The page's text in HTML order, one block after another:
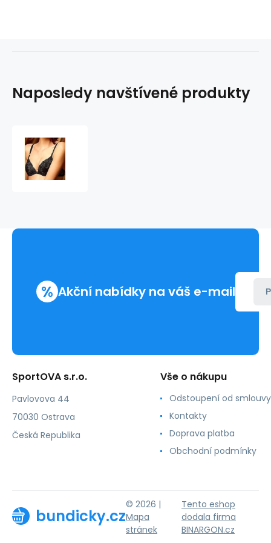
Naposledy navštívené produkty
% Akční nabídky na váš e-mail
SportOVA s.r.o.
Pavlovova 44
70030 Ostrava
Česká Republika
Vše o nákupu
Odstoupení od smlouvy
Kontakty
Doprava platba
Obchodní podmínky
bundicky.cz
© 2026 |
Mapa
stránek
Tento eshop
dodala firma
BINARGON.cz